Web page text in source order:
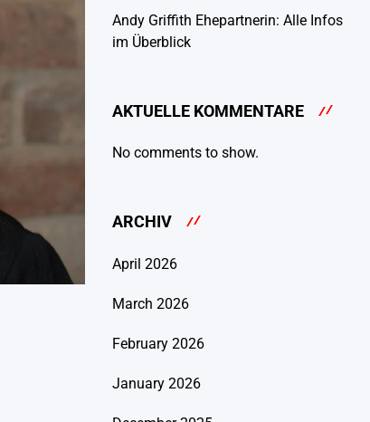
Andy Griffith Ehepartnerin: Alle Infos
im Überblick
AKTUELLE KOMMENTARE
No comments to show.
ARCHIV
April 2026
March 2026
February 2026
January 2026